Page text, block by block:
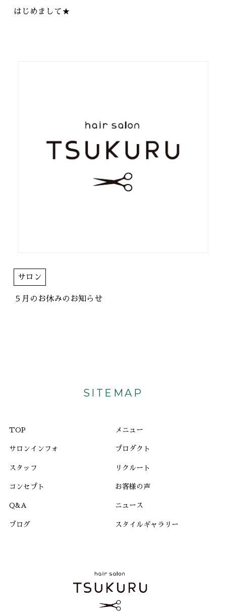
はじめまして★
サロン
５月のお休みのお知らせ
SITEMAP
TOP メニュー
サロンインフォ プロダクト
スタッフ リクルート
コンセプト お客様の声
Q&A ニュース
ブログ スタイルギャラリー